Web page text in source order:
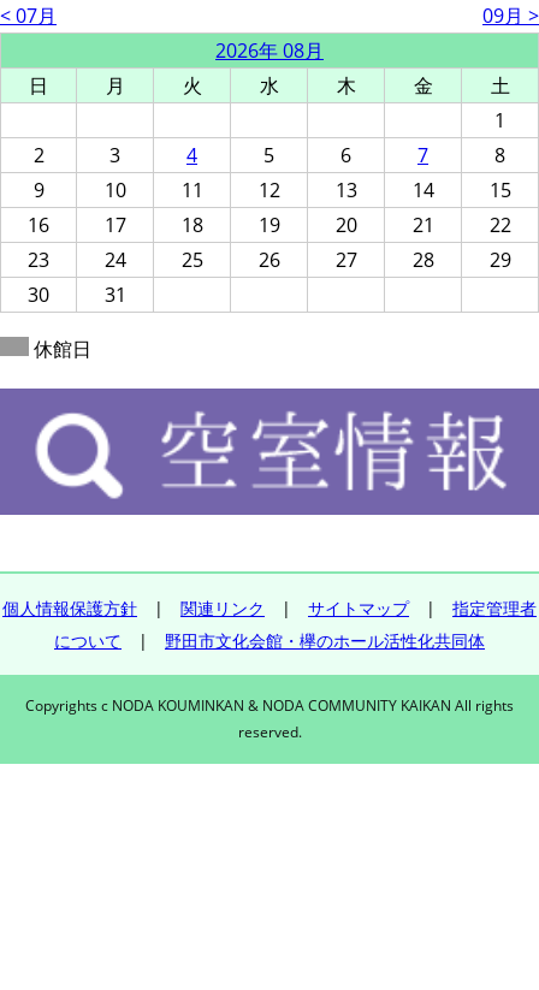
< 07月
09月 >
2026年 08月
日
月 火 水 木 金
土
1
2
3 4 5 6 7
8
9
10 11 12 13 14
15
16
17 18 19 20 21
22
23
24 25 26 27 28
29
30
31
休館日
個人情報保護方針 | 関連リンク | サイトマップ| 指定管理者
について | 野田市文化会館・欅のホール活性化共同体
Copyrights c NODA KOUMINKAN & NODA COMMUNITY KAIKAN All rights
reserved.